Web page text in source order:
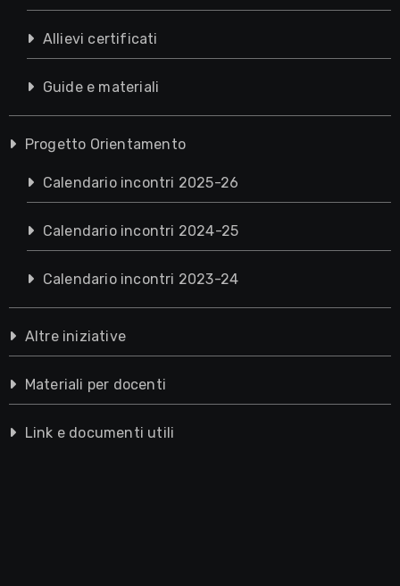
Allievi certificati
Guide e materiali
Progetto Orientamento
Calendario incontri 2025-26
Calendario incontri 2024-25
Calendario incontri 2023-24
Altre iniziative
Materiali per docenti
Link e documenti utili